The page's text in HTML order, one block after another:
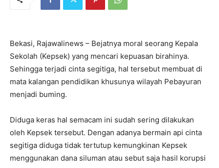
Bekasi, Rajawalinews – Bejatnya moral seorang Kepala
Sekolah (Kepsek) yang mencari kepuasan birahinya.
Sehingga terjadi cinta segitiga, hal tersebut membuat di
mata kalangan pendidikan khusunya wilayah Pebayuran
menjadi buming.
Diduga keras hal semacam ini sudah sering dilakukan
oleh Kepsek tersebut. Dengan adanya bermain api cinta
segitiga diduga tidak tertutup kemungkinan Kepsek
menggunakan dana siluman atau sebut saja hasil korupsi